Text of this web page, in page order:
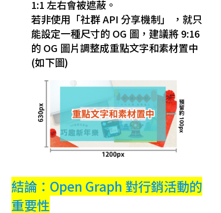
1:1 左右會被遮蔽。
若非使用「社群 API 分享機制」 ，就只
能設定一種尺寸的 OG 圖，建議將 9:16
的 OG 圖片調整成重點文字和素材置中
(如下圖)
結論：Open Graph 對行銷活動的
重要性